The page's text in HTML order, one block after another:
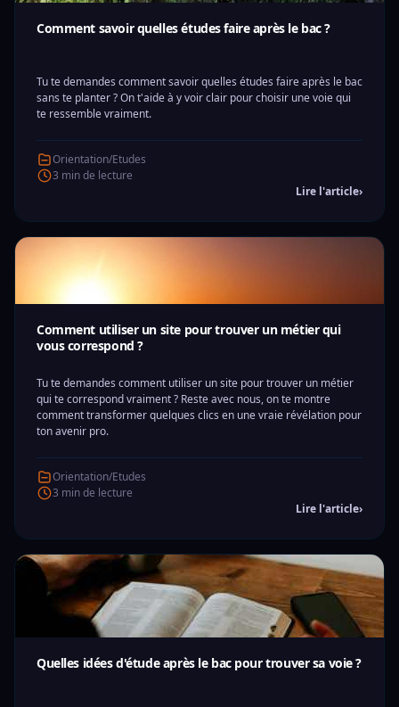
Comment savoir quelles études faire après le bac ?
Tu te demandes comment savoir quelles études faire après le bac
sans te planter ? On t'aide à y voir clair pour choisir une voie qui
te ressemble vraiment.
Orientation/Etudes
3 min de lecture
Lire l'article›
Comment utiliser un site pour trouver un métier qui
vous correspond ?
Tu te demandes comment utiliser un site pour trouver un métier
qui te correspond vraiment ? Reste avec nous, on te montre
comment transformer quelques clics en une vraie révélation pour
ton avenir pro.
Orientation/Etudes
3 min de lecture
Lire l'article›
Quelles idées d'étude après le bac pour trouver sa voie ?